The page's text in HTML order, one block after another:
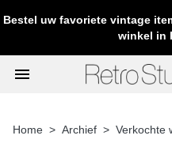
Bestel uw favoriete vintage
winkel in
menu
Home Archief Verkochte